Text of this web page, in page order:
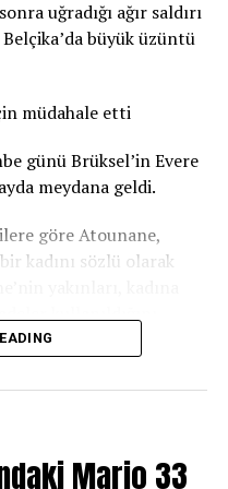
konuşan uzun yıllardır
Sauftourismus
Ballermann
hem turistleri hem
uğradığı ağır saldırı
büyük üzüntü
müdahale etti
günü Brüksel’in Evere
meydana geldi.
göre Atounane,
kadını sözlü olarak
kadını savunmak için
savunmak için
olay yaşandığını
Mario 33